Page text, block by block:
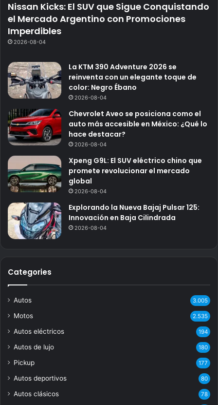
Nissan Kicks: El SUV que Sigue Conquistando
el Mercado Argentino con Promociones
Imperdibles
2026-08-04
La KTM 390 Adventure 2026 se
reinventa con un elegante toque de
color: Negro Ébano
2026-08-04
Chevrolet Aveo se posiciona como el
auto más accesible en México: ¿Qué lo
hace destacar?
2026-08-04
Xpeng G9L: El SUV eléctrico chino que
promete revolucionar el mercado
global
2026-08-04
Explorando la Nueva Bajaj Pulsar 125:
Innovación en Baja Cilindrada
2026-08-04
Categories
Autos 3.005
Motos 2.535
Autos eléctricos 194
Autos de lujo 180
Pickup 177
Autos deportivos 80
Autos clásicos 78